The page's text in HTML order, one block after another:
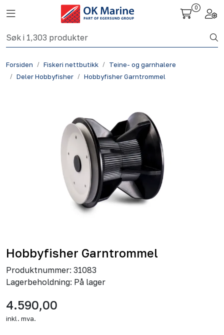
Skip to main content
Toggle navigation
0
Forsiden Fiskeri nettbutikk
Teine- og garnhalere
Deler Hobbyfisher
Hobbyfisher Garntrommel
Hobbyfisher Garntrommel
Produktnummer: 31083
Lagerbeholdning: På lager
4.590,00
inkl. mva.
Fiskeri nettbutikk
Havbruk